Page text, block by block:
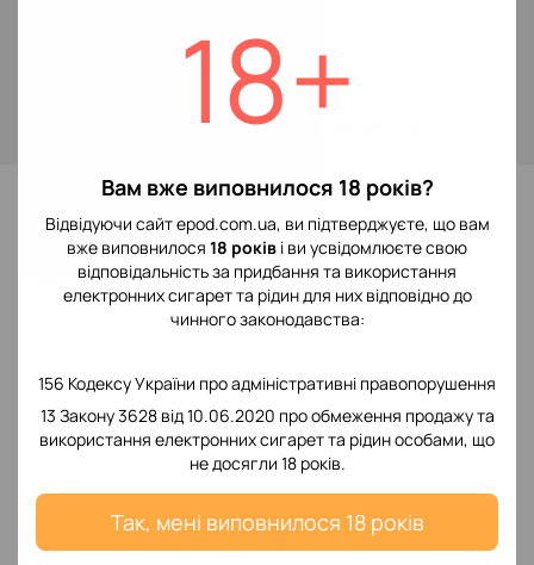
18+
Вам вже виповнилося 18 років?
Відвідуючи сайт epod.com.ua, ви підтверджуєте, що вам
вже виповнилося 18 років і ви усвідомлюєте свою
відповідальність за придбання та використання
електронних сигарет та рідин для них відповідно до
чинного законодавства:
156 Кодексу України про адміністративні правопорушення
13 Закону 3628 від 10.06.2020 про обмеження продажу та
використання електронних сигарет та рідин особами, що
не досягли 18 років.
Так, мені виповнилося 18 років
Повідомити, коли з'явиться
для відображення накопичувальної знижки
До обраного
Відгуки
Додайте перший відгук
Написати відгук